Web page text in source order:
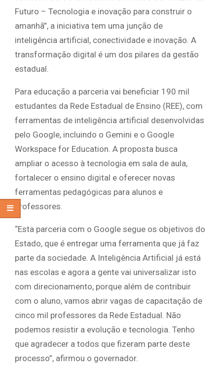
Futuro – Tecnologia e inovação para construir o
amanhã”, a iniciativa tem uma junção de
inteligência artificial, conectividade e inovação. A
transformação digital é um dos pilares da gestão
estadual.
Para educação a parceria vai beneficiar 190 mil
estudantes da Rede Estadual de Ensino (REE), com
ferramentas de inteligência artificial desenvolvidas
pelo Google, incluindo o Gemini e o Google
Workspace for Education. A proposta busca
ampliar o acesso à tecnologia em sala de aula,
fortalecer o ensino digital e oferecer novas
ferramentas pedagógicas para alunos e
professores.
“Esta parceria com o Google segue os objetivos do
Estado, que é entregar uma ferramenta que já faz
parte da sociedade. A Inteligência Artificial já está
nas escolas e agora a gente vai universalizar isto
com direcionamento, porque além de contribuir
com o aluno, vamos abrir vagas de capacitação de
cinco mil professores da Rede Estadual. Não
podemos resistir a evolução e tecnologia. Tenho
que agradecer a todos que fizeram parte deste
processo”, afirmou o governador.